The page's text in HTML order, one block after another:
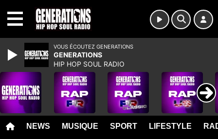
NEWS MUSIQUE SPORT LIFESTYLE
VOUS ÉCOUTEZ GENERATIONS
GENERATIONS
HIP HOP SOUL RADIO